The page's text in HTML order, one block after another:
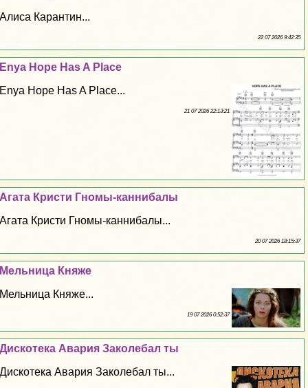
Алиса Карантин...
22 07 2026 9:42:35
Enya Hope Has A Place
Enya Hope Has A Place...
21 07 2026 22:13:21
Агата Кристи Гномы-каннибалы
Агата Кристи Гномы-каннибалы...
20 07 2026 18:15:37
Мельница Княже
Мельница Княже...
19 07 2026 0:52:37
Дискотека Авария Заколeбaл ты
Дискотека Авария Заколeбaл ты...